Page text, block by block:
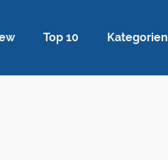
Top 10 Kategorien